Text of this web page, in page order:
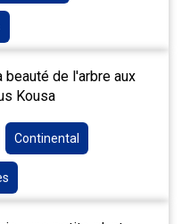
beauté de l'arbre aux
Kousa
Continental